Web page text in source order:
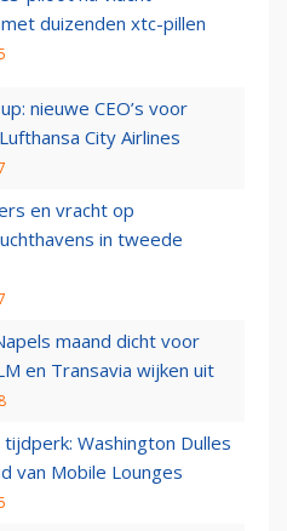
duizenden xtc-pillen
nieuwe CEO’s voor
City Airlines
en vracht op
in tweede
maand dicht voor
en Transavia wijken uit
tijdperk: Washington Dulles
van Mobile Lounges